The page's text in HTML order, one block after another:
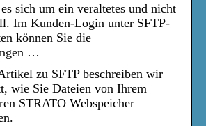
sich um ein veraltetes und nicht
Im Kunden-Login unter SFTP-
können Sie die
…
zu SFTP beschreiben wir
wie Sie Dateien von Ihrem
STRATO Webspeicher